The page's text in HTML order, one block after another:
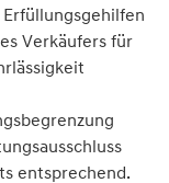
Verkäufers für
entsprechend.